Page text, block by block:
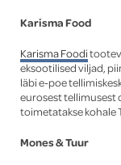
Karisma Food
Karisma Foodi
eksootilised viljad,
läbi e-poe
eurosest tellimusest
toimetatakse kohale
Mones & Tuur